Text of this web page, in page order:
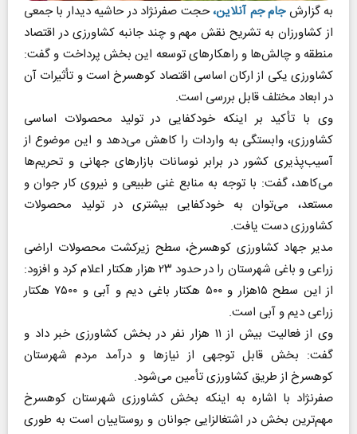
به گزارشجام جم آنلاین،حجت صفرنژاد در حاشیه دیدار با جمعی
از کشاورزان به تشریح نقش مهم و چند جانبه کشاورزی در اقتصاد
منطقه و چالش‌ها و راهکارهای توسعه این بخش پرداخت و گفت:
کشاورزی یکی از ارکان اساسی اقتصاد کوهسرخ است و تأثیرات آن
در ابعاد مختلف قابل بررسی است.
وی با تأکید بر اینکه خودکفایی در تولید محصولات اساسی
کشاورزی، وابستگی به واردات را کاهش می‌دهد و این موضوع از
آسیب‌پذیری کشور در برابر نوسانات بازارهای جهانی و تحریم‌ها
می‌کاهد، گفت: با توجه به منابع غنی طبیعی و نیروی کار جوان و
مستعد، می‌توان به خودکفایی بیشتری در تولید محصولات
کشاورزی دست یافت.
مدیر جهاد کشاورزی کوهسرخ، سطح زیرکشت محصولات اراضی
زراعی و باغی شهرستان را در حدود ۲۳ هزار هکتار اعلام کرد و افزود:
از این سطح ۱۵هزار و ۵۰۰ هکتار باغی دیم و آبی و ۷۵۰۰ هکتار
زراعی دیم و آبی است.
وی از فعالیت بیش از ۱۱ هزار نفر در بخش کشاورزی خبر داد و
گفت: بخش قابل توجهی از نیازها و درآمد مردم شهرستان
کوهسرخ از طریق کشاورزی تأمین می‌شود.
صفرنژاد با اشاره به اینکه بخش کشاورزی شهرستان کوهسرخ
مهم‌ترین بخش در اشتغالزایی جوانان و روستاییان است به طوری